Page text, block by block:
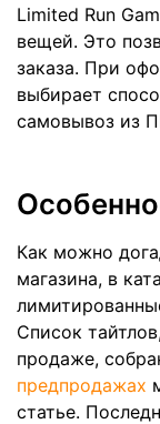
Limited Run
вещей. Это
заказа. При
выбирает
самовывоз из
Как можно
магазина, в
Список
продаже,
предпродажах
статье.